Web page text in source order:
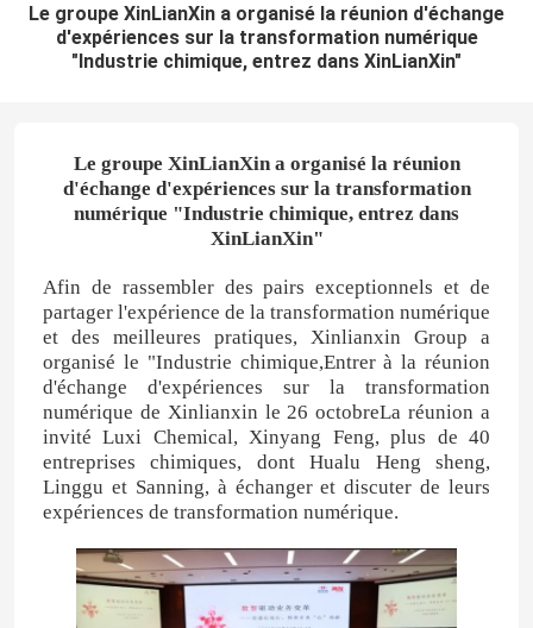
Le groupe XinLianXin a organisé la réunion d'échange
d'expériences sur la transformation numérique
"Industrie chimique, entrez dans XinLianXin"
Le groupe XinLianXin a organisé la réunion
d'échange d'expériences sur la transformation
numérique "Industrie chimique, entrez dans
XinLianXin"
Afin de rassembler des pairs exceptionnels et de
partager l'expérience de la transformation numérique
et des meilleures pratiques, Xinlianxin Group a
organisé le "Industrie chimique,Entrer à la réunion
d'échange d'expériences sur la transformation
numérique de Xinlianxin le 26 octobreLa réunion a
invité Luxi Chemical, Xinyang Feng, plus de 40
entreprises chimiques, dont Hualu Heng sheng,
Linggu et Sanning, à échanger et discuter de leurs
expériences de transformation numérique.